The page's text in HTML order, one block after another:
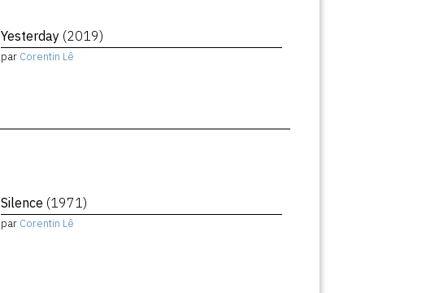
Yesterday (2019)
par Corentin Lê
Silence (1971)
par Corentin Lê